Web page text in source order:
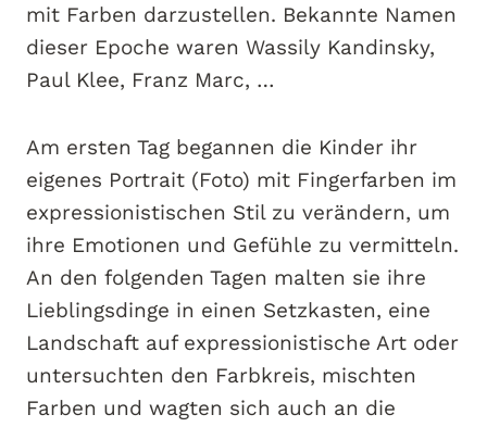
mit Farben darzustellen. Bekannte Namen
dieser Epoche waren Wassily Kandinsky,
Paul Klee, Franz Marc, …
Am ersten Tag begannen die Kinder ihr
eigenes Portrait (Foto) mit Fingerfarben im
expressionistischen Stil zu verändern, um
ihre Emotionen und Gefühle zu vermitteln.
An den folgenden Tagen malten sie ihre
Lieblingsdinge in einen Setzkasten, eine
Landschaft auf expressionistische Art oder
untersuchten den Farbkreis, mischten
Farben und wagten sich auch an die